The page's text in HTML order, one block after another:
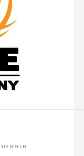
Instalacje